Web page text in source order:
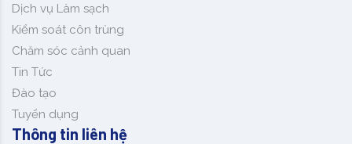
Dịch vụ Làm sạch
Kiểm soát côn trùng
Chăm sóc cảnh quan
Tin Tức
Đào tạo
Tuyển dụng
Thông tin liên hệ